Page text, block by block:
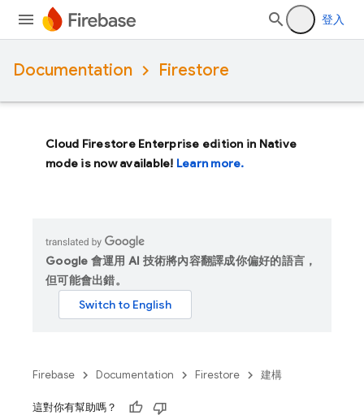
登入
Documentation Firestore
Cloud Firestore Enterprise edition in Native
mode is now available! Learn more.
Google 會運用 AI 技術將內容翻譯成你偏好的語言，
但可能會出錯。
Firebase Documentation Firestore 建構
這對你有幫助嗎？